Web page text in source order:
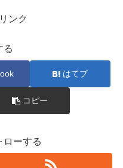
ンク
る
はてブ
コピー
ローする